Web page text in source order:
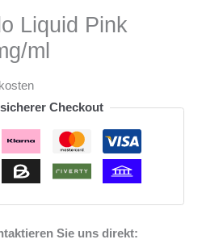
Liquid Pink
ml
Checkout
Sie uns direkt: